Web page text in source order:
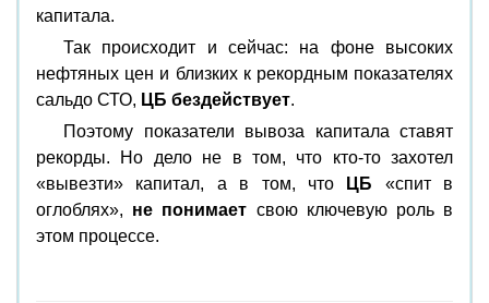
капитала.
Так происходит и сейчас: на фоне высоких
нефтяных цен и близких к рекордным показателях
сальдо СТО, ЦБ бездействует.
Поэтому показатели вывоза капитала ставят
рекорды. Но дело не в том, что кто-то захотел
«вывезти» капитал, а в том, что
ЦБ «спит в
оглоблях», не понимает свою ключевую роль в
этом процессе.